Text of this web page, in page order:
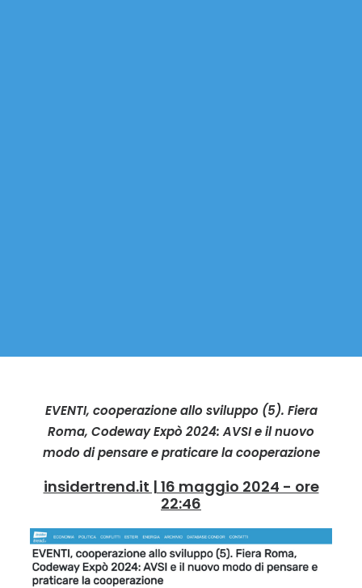
EVENTI, cooperazione allo sviluppo (5). Fiera
Roma, Codeway Expò 2024: AVSI e il nuovo
modo di pensare e praticare la cooperazione
insidertrend.it | 16 maggio 2024 - ore
22:46